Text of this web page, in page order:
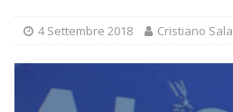
4 Settembre 2018 Cristiano Sala